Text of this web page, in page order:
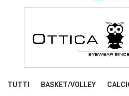
TUTTI BASKET/VOLLEY